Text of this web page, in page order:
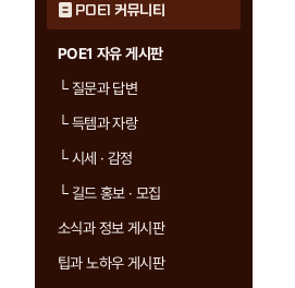
POE1 커뮤니티
POE1 자유 게시판
└질문과 답변
└득템과 자랑
└시세 · 감정
└길드 홍보 · 모집
소식과 정보 게시판
팁과 노하우 게시판